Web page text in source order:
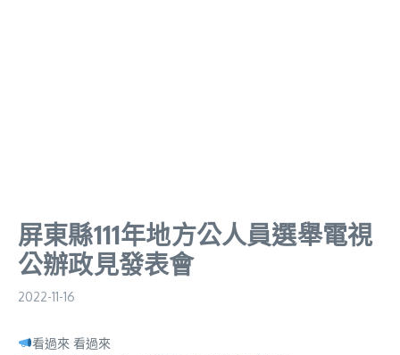
屏東縣111年地方公人員選舉電視
公辦政見發表會
2022-11-16
看過來 看過來